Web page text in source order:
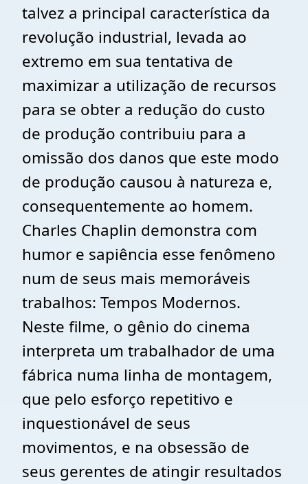
talvez a principal característica da
revolução industrial, levada ao
extremo em sua tentativa de
maximizar a utilização de recursos
para se obter a redução do custo
de produção contribuiu para a
omissão dos danos que este modo
de produção causou à natureza e,
consequentemente ao homem.
Charles Chaplin demonstra com
humor e sapiência esse fenômeno
num de seus mais memoráveis
trabalhos: Tempos Modernos.
Neste filme, o gênio do cinema
interpreta um trabalhador de uma
fábrica numa linha de montagem,
que pelo esforço repetitivo e
inquestionável de seus
movimentos, e na obsessão de
seus gerentes de atingir resultados